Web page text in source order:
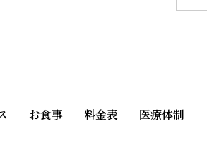
お食事 料金表 医療体制